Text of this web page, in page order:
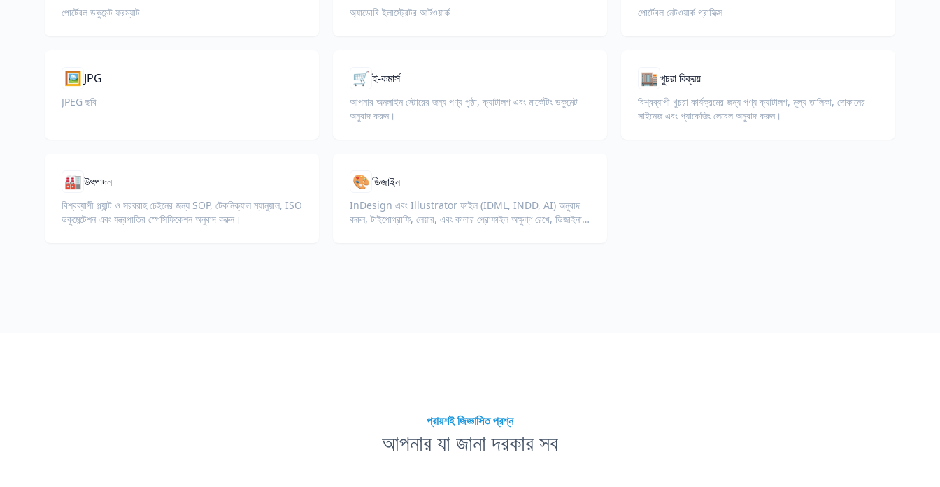
পোর্টেবল ডকুমেন্ট ফরম্যাট অ্যাডোবি ইলাস্ট্রেটর আর্টওয়ার্ক পোর্টেবল নেটওয়ার্ক গ্রাফিক্স
🖼️ JPG
JPEG ছবি
🛒ই-কমার্স
আপনার অনলাইন স্টোরের জন্য পণ্য পৃষ্ঠা, ক্যাটালগ এবং মার্কেটিং ডকুমেন্ট
অনুবাদ করুন।
🏬খুচরা বিক্রয়
বিশ্বব্যাপী খুচরা কার্যক্রমের জন্য পণ্য ক্যাটালগ, মূল্য তালিকা, দোকানের
সাইনেজ এবং প্যাকেজিং লেবেল অনুবাদ করুন।
🏭উৎপাদন
বিশ্বব্যাপী প্ল্যান্ট ও সরবরাহ চেইনের জন্য SOP, টেকনিক্যাল ম্যানুয়াল, ISO
ডকুমেন্টেশন এবং যন্ত্রপাতির স্পেসিফিকেশন অনুবাদ করুন।
🎨ডিজাইন
InDesign এবং Illustrator ফাইল (IDML, INDD, AI) অনুবাদ
করুন, টাইপোগ্রাফি, লেয়ার, এবং কালার প্রোফাইল অক্ষুণ্ণ রেখে, ডিজাইনার
প্রায়শই জিজ্ঞাসিত প্রশ্ন
আপনার যা জানা দরকার সব